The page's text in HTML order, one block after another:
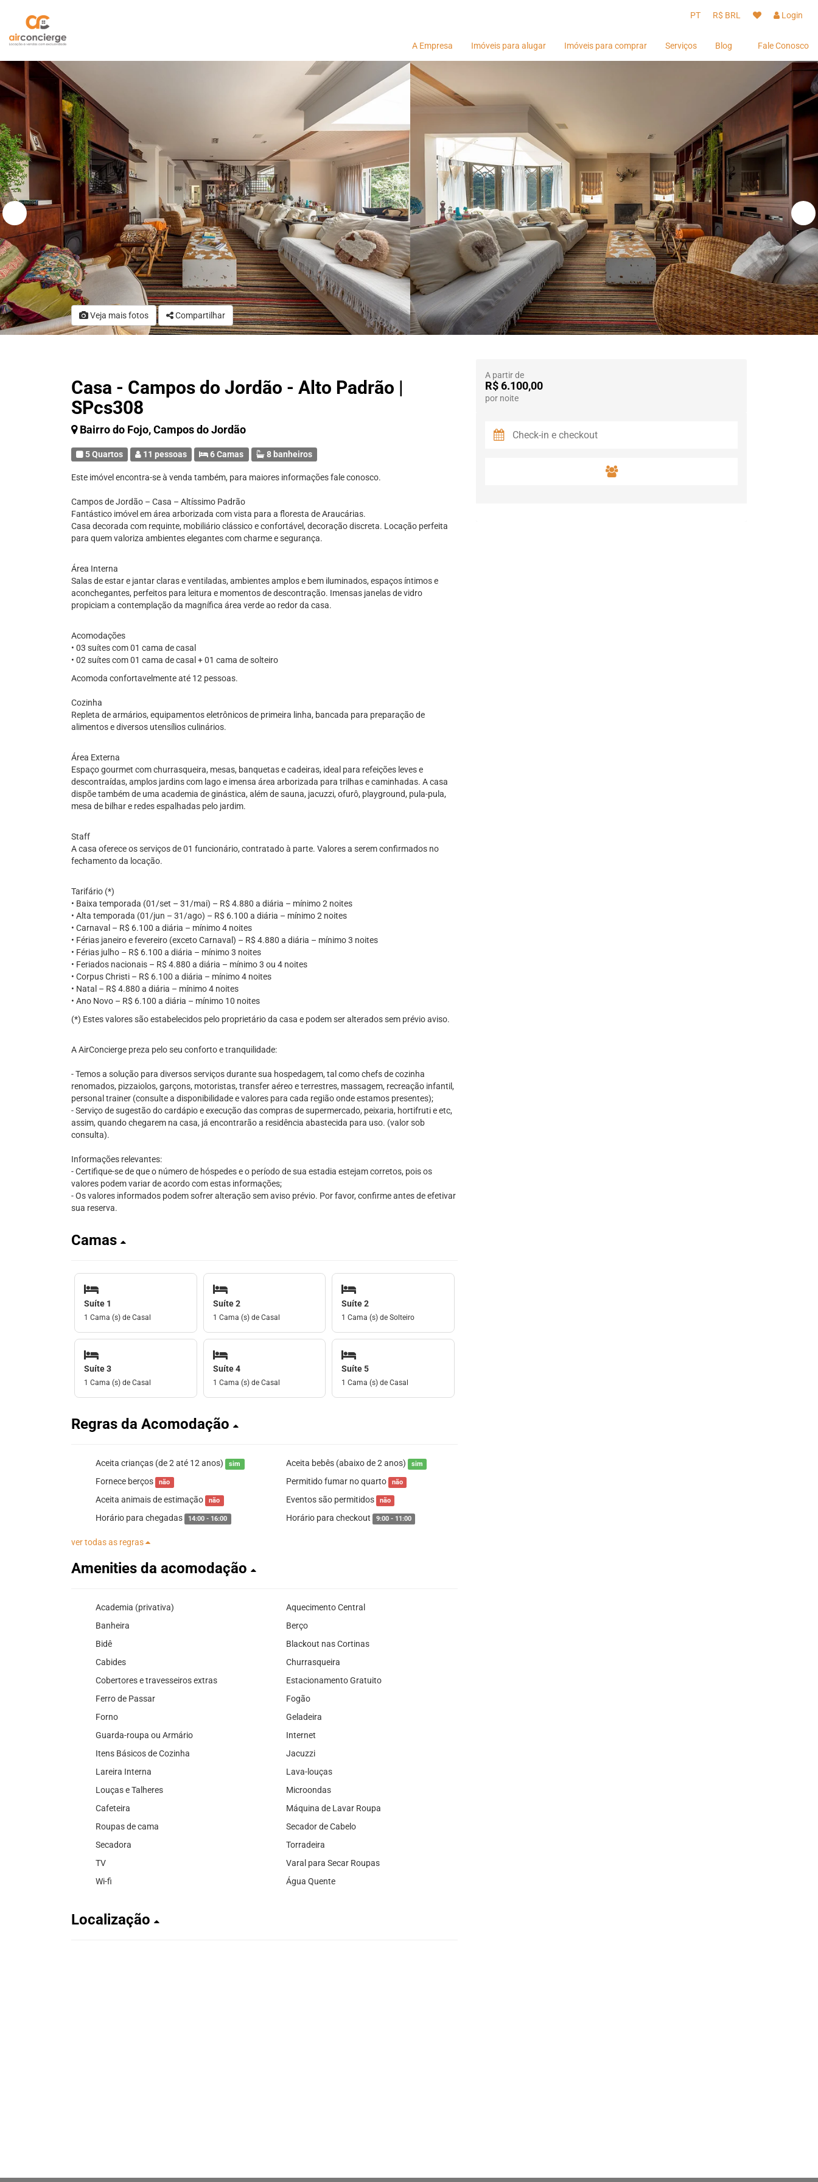
PT R$ BRL Login
A Empresa Imóveis para alugar Imóveis para comprar Serviços Blog Fale Conosco
Veja mais fotos Compartilhar
Casa - Campos do Jordão - Alto Padrão |
SPcs308
Bairro do Fojo, Campos do Jordão
5 Quartos 11 pessoas 6 Camas 8 banheiros
Este imóvel encontra-se à venda também, para maiores informações fale conosco.
Campos de Jordão – Casa – Altíssimo Padrão
Fantástico imóvel em área arborizada com vista para a floresta de Araucárias.
Casa decorada com requinte, mobiliário clássico e confortável, decoração discreta. Locação perfeita
para quem valoriza ambientes elegantes com charme e segurança.
Área Interna
Salas de estar e jantar claras e ventiladas, ambientes amplos e bem iluminados, espaços íntimos e
aconchegantes, perfeitos para leitura e momentos de descontração. Imensas janelas de vidro
propiciam a contemplação da magnífica área verde ao redor da casa.
Acomodações
• 03 suítes com 01 cama de casal
• 02 suítes com 01 cama de casal + 01 cama de solteiro
Acomoda confortavelmente até 12 pessoas.
Cozinha
Repleta de armários, equipamentos eletrônicos de primeira linha, bancada para preparação de
alimentos e diversos utensílios culinários.
Área Externa
Espaço gourmet com churrasqueira, mesas, banquetas e cadeiras, ideal para refeições leves e
descontraídas, amplos jardins com lago e imensa área arborizada para trilhas e caminhadas. A casa
dispõe também de uma academia de ginástica, além de sauna, jacuzzi, ofurô, playground, pula-pula,
mesa de bilhar e redes espalhadas pelo jardim.
Staff
A casa oferece os serviços de 01 funcionário, contratado à parte. Valores a serem confirmados no
fechamento da locação.
Tarifário (*)
• Baixa temporada (01/set – 31/mai) – R$ 4.880 a diária – mínimo 2 noites
• Alta temporada (01/jun – 31/ago) – R$ 6.100 a diária – mínimo 2 noites
• Carnaval – R$ 6.100 a diária – mínimo 4 noites
• Férias janeiro e fevereiro (exceto Carnaval) – R$ 4.880 a diária – mínimo 3 noites
• Férias julho – R$ 6.100 a diária – mínimo 3 noites
• Feriados nacionais – R$ 4.880 a diária – mínimo 3 ou 4 noites
• Corpus Christi – R$ 6.100 a diária – mínimo 4 noites
• Natal – R$ 4.880 a diária – mínimo 4 noites
• Ano Novo – R$ 6.100 a diária – mínimo 10 noites
(*) Estes valores são estabelecidos pelo proprietário da casa e podem ser alterados sem prévio aviso.
A AirConcierge preza pelo seu conforto e tranquilidade:
- Temos a solução para diversos serviços durante sua hospedagem, tal como chefs de cozinha
renomados, pizzaiolos, garçons, motoristas, transfer aéreo e terrestres, massagem, recreação infantil,
personal trainer (consulte a disponibilidade e valores para cada região onde estamos presentes);
- Serviço de sugestão do cardápio e execução das compras de supermercado, peixaria, hortifruti e etc,
assim, quando chegarem na casa, já encontrarão a residência abastecida para uso. (valor sob
consulta).
Informações relevantes:
- Certifique-se de que o número de hóspedes e o período de sua estadia estejam corretos, pois os
valores podem variar de acordo com estas informações;
- Os valores informados podem sofrer alteração sem aviso prévio. Por favor, confirme antes de efetivar
sua reserva.
Camas
Suíte 1
1 Cama (s) de Casal
Suíte 2
1 Cama (s) de Casal
Suíte 2
1 Cama (s) de Solteiro
Suíte 3
1 Cama (s) de Casal
Suíte 4
1 Cama (s) de Casal
Suíte 5
1 Cama (s) de Casal
Regras da Acomodação
Aceita crianças (de 2 até 12 anos) sim Aceita bebês (abaixo de 2 anos) sim
Fornece berços não Permitido fumar no quarto não
Aceita animais de estimação não Eventos são permitidos não
Horário para chegadas 14:00 - 16:00 Horário para checkout 9:00 - 11:00
ver todas as regras
Amenities da acomodação
Academia (privativa)
Aquecimento Central
Banheira
Berço
Bidê
Blackout nas Cortinas
Cabides
Churrasqueira
Cobertores e travesseiros extras
Estacionamento Gratuito
Ferro de Passar
Fogão
Forno
Geladeira
Guarda-roupa ou Armário
Internet
Itens Básicos de Cozinha
Jacuzzi
Lareira Interna
Lava-louças
Louças e Talheres
Microondas
Cafeteira
Máquina de Lavar Roupa
Roupas de cama
Secador de Cabelo
Secadora
Torradeira
TV
Varal para Secar Roupas
Wi-fi
Água Quente
Localização
A partir de
R$ 6.100,00
por noite